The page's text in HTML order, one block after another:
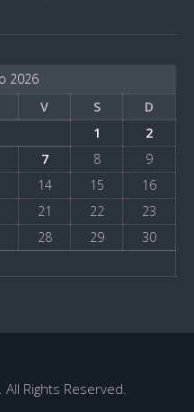
2026
V S
D
1
2
7 8
9
14 15
16
21 22
23
28 29
30
Rights Reserved.